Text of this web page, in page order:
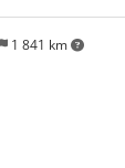
1 841 km